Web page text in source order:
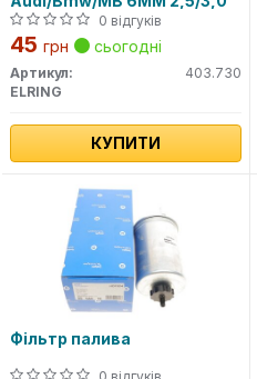
0 відгуків
45 грн сьогодні
Артикул:
403.730
ELRING
КУПИТИ
Фільтр палива